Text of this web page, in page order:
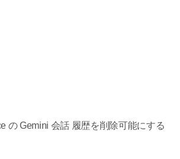
の Gemini 会話 履歴を削除可能にする